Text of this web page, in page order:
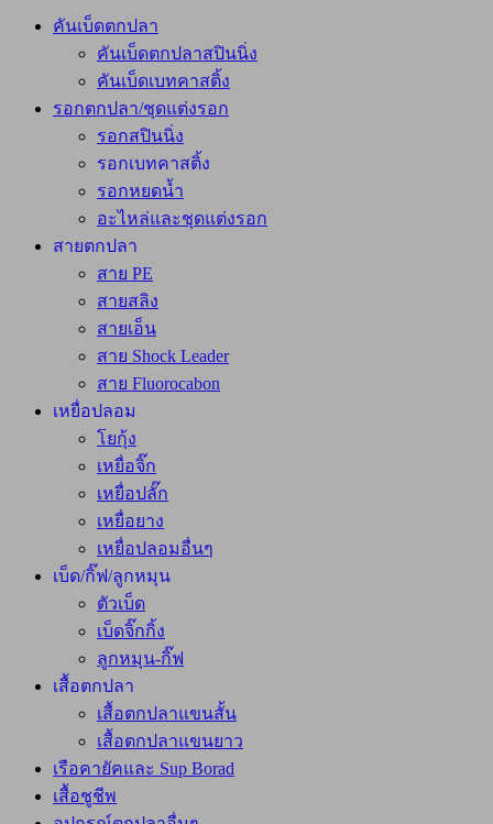
คันเบ็ดตกปลา
คันเบ็ดตกปลาสปินนิ่ง
คันเบ็ดเบทคาสติ้ง
รอกตกปลา/ชุดแต่งรอก
รอกสปินนิ่ง
รอกเบทคาสติ้ง
รอกหยดน้ำ
อะไหล่และชุดแต่งรอก
สายตกปลา
สาย PE
สายสลิง
สายเอ็น
สาย Shock Leader
สาย Fluorocabon
เหยื่อปลอม
โยกุ้ง
เหยื่อจิ๊ก
เหยื่อปลั๊ก
เหยื่อยาง
เหยื่อปลอมอื่นๆ
เบ็ด/กิ๊ฟ/ลูกหมุน
ตัวเบ็ด
เบ็ดจิ๊กกิ้ง
ลูกหมุน-กิ๊ฟ
เสื้อตกปลา
เสื้อตกปลาแขนสั้น
เสื้อตกปลาแขนยาว
เรือคายัคและ Sup Borad
เสื้อชูชีพ